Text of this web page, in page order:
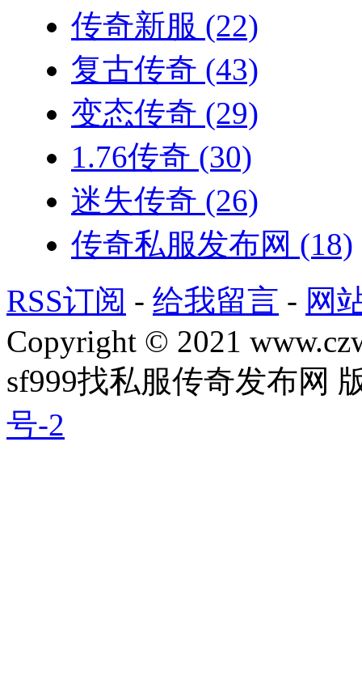
传奇新服 (22)
复古传奇 (43)
变态传奇 (29)
1.76传奇 (30)
迷失传奇 (26)
传奇私服发布网 (18)
RSS订阅 - 给我留言 - 网
Copyright © 2021
sf999找私服传奇发布网
号-2